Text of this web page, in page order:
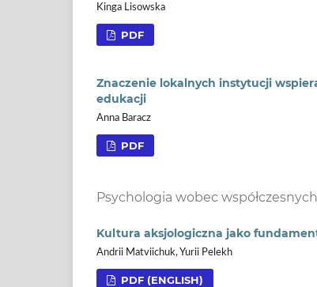
Kinga Lisowska
PDF
Znaczenie lokalnych instytucji
edukacji
Anna Baracz
PDF
Psychologia wobec
Kultura aksjologiczna jako
Andrii Matviichuk, Yurii Pelekh
PDF (ENGLISH)